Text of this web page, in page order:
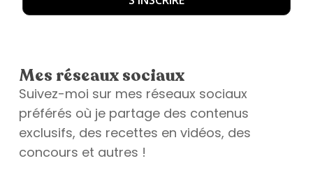
Mes réseaux sociaux
Suivez-moi sur mes réseaux sociaux
préférés où je partage des contenus
exclusifs, des recettes en vidéos, des
concours et autres !